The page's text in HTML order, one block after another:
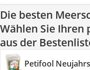
Die besten
Wählen Sie Ihren
aus der
Petifool